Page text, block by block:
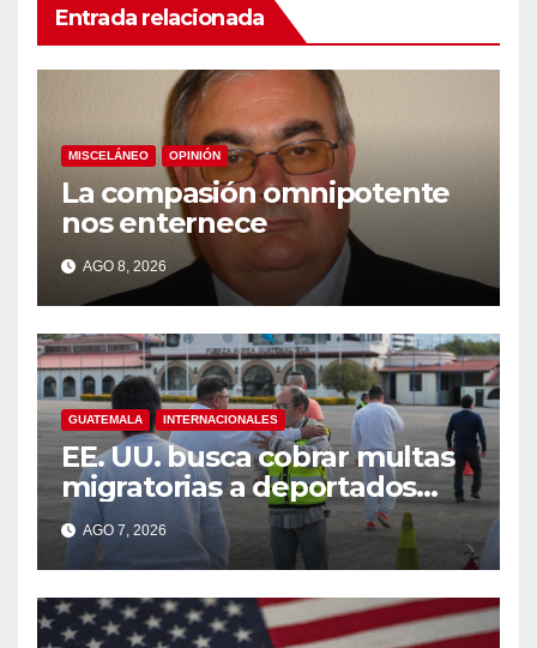
Entrada relacionada
MISCELÁNEO OPINIÓN
La compasión omnipotente
nos enternece
AGO 8, 2026
GUATEMALA INTERNACIONALES
EE. UU. busca cobrar multas
migratorias a deportados
que viven en Guatemala,
México y Honduras
AGO 7, 2026